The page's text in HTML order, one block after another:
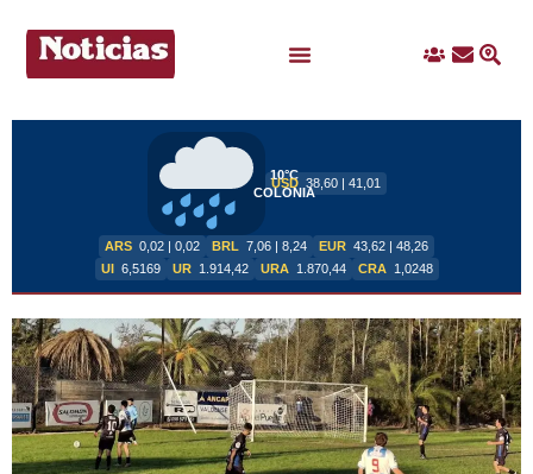
IngresoContacto
10°C
COLONIA
USD 38,60 | 41,01
ARS 0,02 | 0,02 BRL 7,06 | 8,24 EUR 43,62 | 48,26
UI 6,5169 UR 1.914,42 URA 1.870,44 CRA 1,0248